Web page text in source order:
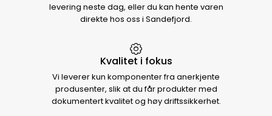
levering neste dag, eller du kan hente varen
direkte hos oss i Sandefjord.
Kvalitet i fokus
Vi leverer kun komponenter fra anerkjente
produsenter, slik at du får produkter med
dokumentert kvalitet og høy driftssikkerhet.